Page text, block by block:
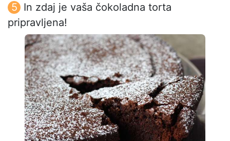
In zdaj je vaša čokoladna torta
pripravljena!